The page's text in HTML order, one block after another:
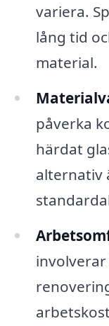
variera.
lång tid
material.
påverka
härdat
alternativ